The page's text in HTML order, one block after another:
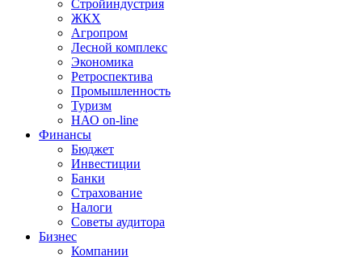
Стройиндустрия
ЖКХ
Агропром
Лесной комплекс
Экономика
Ретроспектива
Промышленность
Туризм
НАО on-line
Финансы
Бюджет
Инвестиции
Банки
Страхование
Налоги
Советы аудитора
Бизнес
Компании